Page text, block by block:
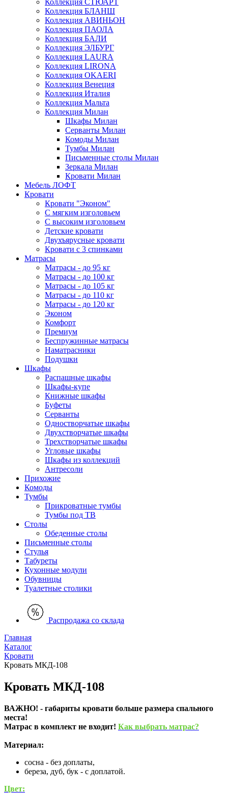
Коллекция СТЮАРТ
Коллекция БЛАНШ
Коллекция АВИНЬОН
Коллекция ПАОЛА
Коллекция БАЛИ
Коллекция ЭЛБУРГ
Коллекция LAURA
Коллекция LIRONA
Коллекция OKAERI
Коллекция Венеция
Коллекция Италия
Коллекция Мальта
Коллекция Милан
Шкафы Милан
Серванты Милан
Комоды Милан
Тумбы Милан
Письменные столы Милан
Зеркала Милан
Кровати Милан
Мебель ЛОФТ
Кровати
Кровати "Эконом"
С мягким изголовьем
С высоким изголовьем
Детские кровати
Двухъярусные кровати
Кровати с 3 спинками
Матрасы
Матрасы - до 95 кг
Матрасы - до 100 кг
Матрасы - до 105 кг
Матрасы - до 110 кг
Матрасы - до 120 кг
Эконом
Комфорт
Премиум
Беспружинные матрасы
Наматрасники
Подушки
Шкафы
Распашные шкафы
Шкафы-купе
Книжные шкафы
Буфеты
Серванты
Одностворчатые шкафы
Двухстворчатые шкафы
Трехстворчатые шкафы
Угловые шкафы
Шкафы из коллекций
Антресоли
Прихожие
Комоды
Тумбы
Прикроватные тумбы
Тумбы под ТВ
Столы
Обеденные столы
Письменные столы
Стулья
Табуреты
Кухонные модули
Обувницы
Туалетные столики
Распродажа со склада
Главная
Каталог
Кровати
Кровать МКД-108
Кровать МКД-108
ВАЖНО! - габариты кровати больше размера спального
места!
Матрас в комплект не входит! Как выбрать матрас?
Материал:
сосна - без доплаты,
береза, дуб, бук - с доплатой.
Цвет: